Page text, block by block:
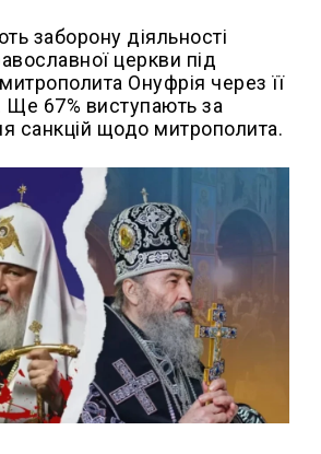
заборону діяльності
церкви під
Онуфрія через її
67% виступають за
санкцій щодо митрополита.